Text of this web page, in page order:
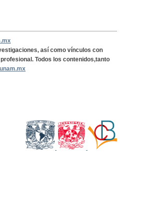
así como vínculos con
Todos los contenidos,tanto